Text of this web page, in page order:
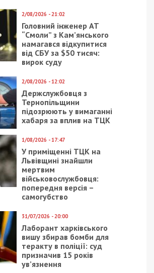
2/08/2026 - 21:02
Головний інженер АТ
“Смоли” з Кам’янського
намагався відкупитися
від СБУ за $50 тисяч:
вирок суду
2/08/2026 - 12:02
Держслужбовця з
Тернопільщини
підозрюють у вимаганні
хабаря за вплив на ТЦК
1/08/2026 - 17:47
У приміщенні ТЦК на
Львівщині знайшли
мертвим
військовослужбовця:
попередня версія –
самогубство
31/07/2026 - 20:00
Лаборант харківського
вишу збирав бомби для
теракту в поліції: суд
призначив 15 років
ув’язнення